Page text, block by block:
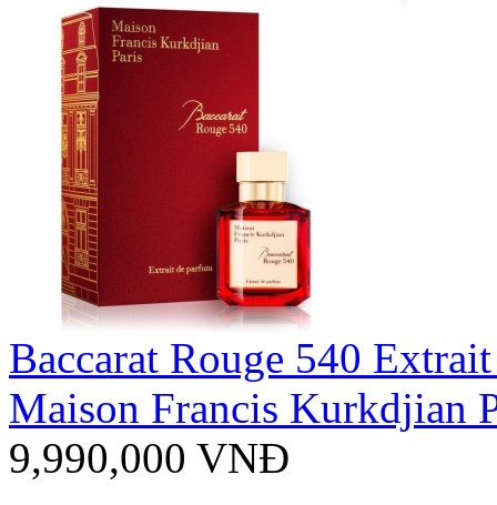
Baccarat Rouge 540
Maison Francis Kurkdjian
9,990,000 VNĐ